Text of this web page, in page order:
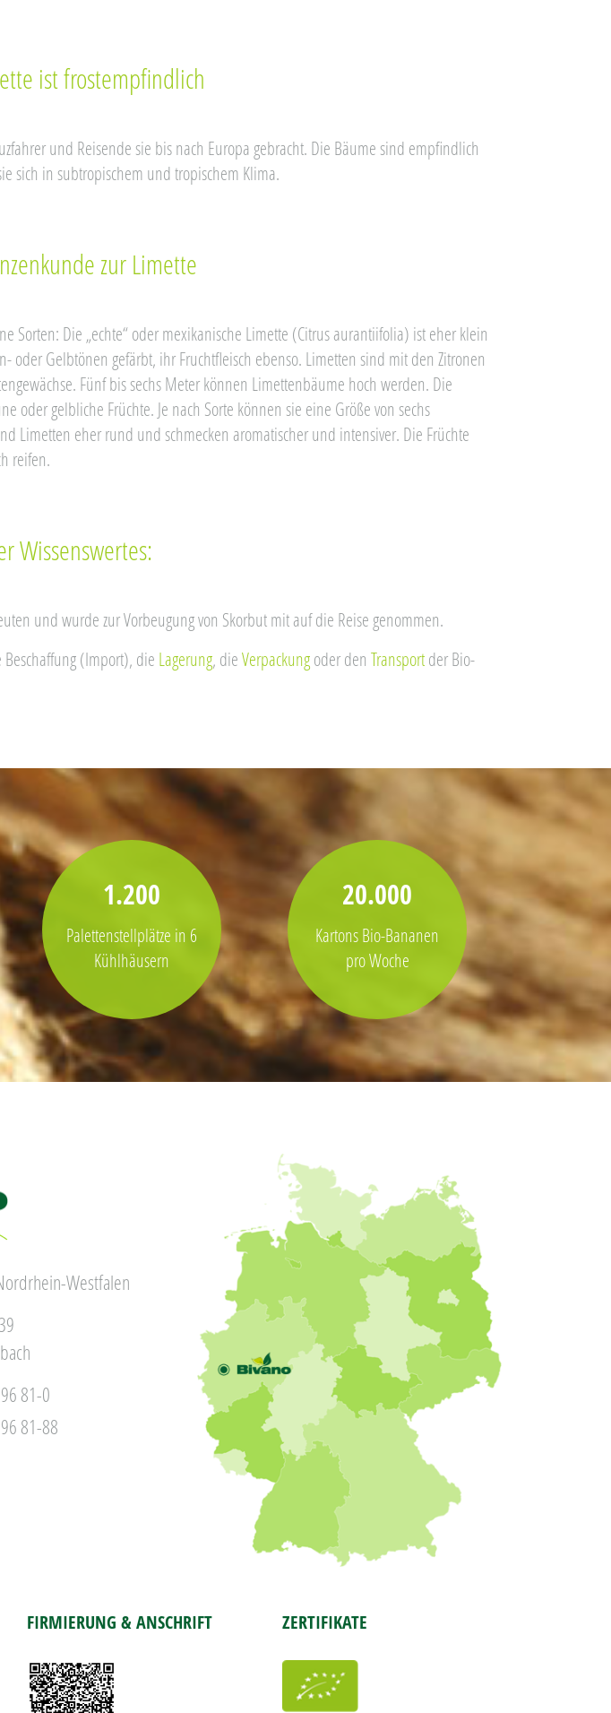
ist frostempfindlich
und Reisende sie bis nach Europa gebracht. Die Bäume sind empfindlich
sich in subtropischem und tropischem Klima.
zur Limette
Sorten: Die „echte“ oder mexikanische Limette (Citrus aurantiifolia) ist eher klein
oder Gelbtönen gefärbt, ihr Fruchtfleisch ebenso. Limetten sind mit den Zitronen
Fünf bis sechs Meter können Limettenbäume hoch werden. Die
gelbliche Früchte. Je nach Sorte können sie eine Größe von sechs
Limetten eher rund und schmecken aromatischer und intensiver. Die Früchte
reifen.
Wissenswertes:
und wurde zur Vorbeugung von Skorbut mit auf die Reise genommen.
(Import), die Lagerung, dieVerpackungoder den Transportder Bio-
1.200
Palettenstellplätze in 6
Kühlhäusern
20.000
Kartons Bio-Bananen
pro Woche
Westfalen
81-0
81-88
FIRMIERUNG & ANSCHRIFT ZERTIFIKATE